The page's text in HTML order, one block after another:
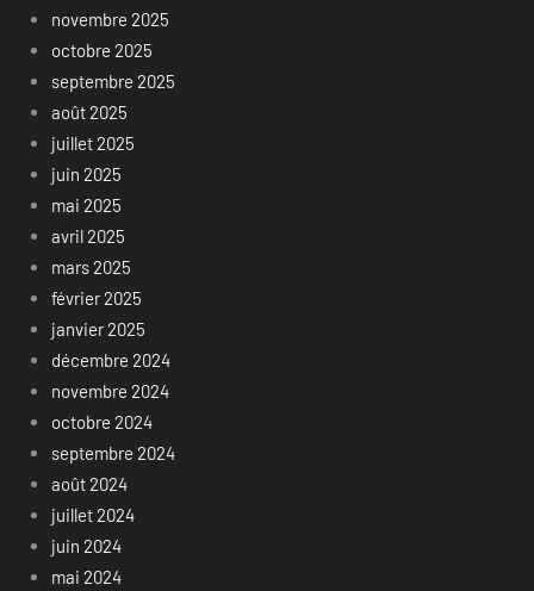
novembre 2025
octobre 2025
septembre 2025
août 2025
juillet 2025
juin 2025
mai 2025
avril 2025
mars 2025
février 2025
janvier 2025
décembre 2024
novembre 2024
octobre 2024
septembre 2024
août 2024
juillet 2024
juin 2024
mai 2024